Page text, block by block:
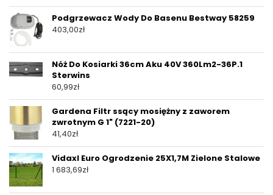
Podgrzewacz Wody Do Basenu Bestway 58259
403,00zł
Nóż Do Kosiarki 36cm Aku 40V 360Lm2-36P.1
Sterwins
60,99zł
Gardena Filtr ssący mosiężny z zaworem
zwrotnym G 1" (7221-20)
41,40zł
Vidaxl Euro Ogrodzenie 25X1,7M Zielone Stalowe
1 683,69zł